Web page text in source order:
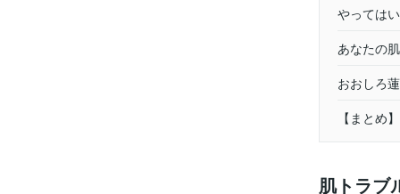
やっては
あなたの
おおしろ
【まとめ】
肌トラブ